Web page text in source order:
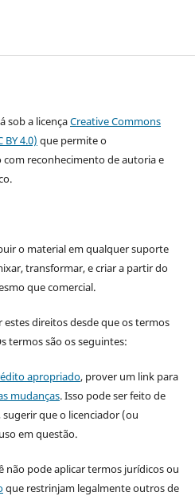
sob a licençaCreative Commons
4.0) que permite o
reconhecimento de autoria e
o material em qualquer suporte
transformar, e criar a partir do
que comercial.
direitos desde que os termos
termos são os seguintes:
apropriado, prover um link para
mudanças. Isso pode ser feito de
que o licenciador (ou
em questão.
não pode aplicar termos jurídicos ou
que restrinjam legalmente outros de